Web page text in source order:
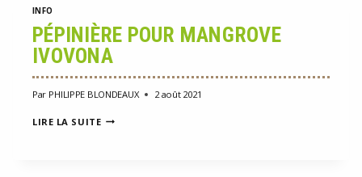
INFO
PÉPINIÈRE POUR MANGROVE
IVOVONA
Par PHILIPPE BLONDEAUX 2 août 2021
LIRE LA SUITEPÉPINIÈRE